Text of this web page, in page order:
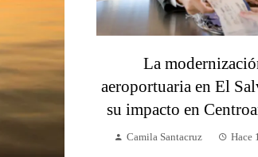
La
aeroportuaria en El
su impacto en
Camila Santacruz Hace